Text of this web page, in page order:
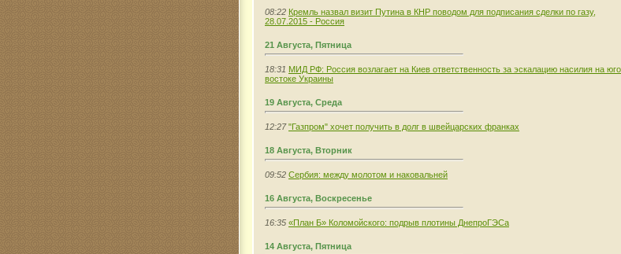
08:22 Кремль назвал визит Путина в КНР поводом для подписания сделки по газу,
28.07.2015 - Россия
21 Августа, Пятница
18:31 МИД РФ: Россия возлагает на Киев ответственность за эскалацию насилия на
востоке Украины
19 Августа, Среда
12:27 "Газпром" хочет получить в долг в швейцарских франках
18 Августа, Вторник
09:52 Сербия: между молотом и наковальней
16 Августа, Воскресенье
16:35 «План Б» Коломойского: подрыв плотины ДнепроГЭСа
14 Августа, Пятница